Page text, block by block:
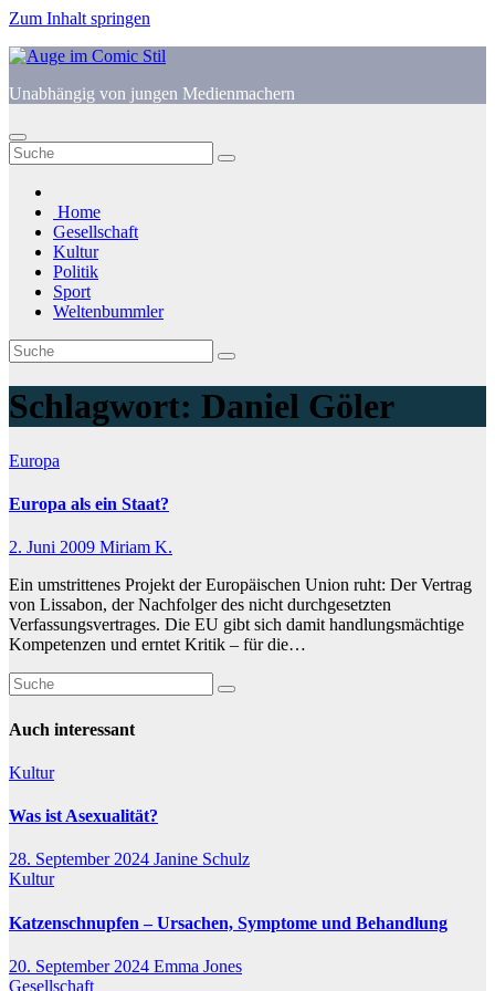
Zum Inhalt springen
Unabhängig von jungen Medienmachern
Home
Gesellschaft
Kultur
Politik
Sport
Weltenbummler
Schlagwort: Daniel Göler
Europa
Europa als ein Staat?
2. Juni 2009 Miriam K.
Ein umstrittenes Projekt der Europäischen Union ruht: Der Vertrag
von Lissabon, der Nachfolger des nicht durchgesetzten
Verfassungsvertrages. Die EU gibt sich damit handlungsmächtige
Kompetenzen und erntet Kritik – für die…
Auch interessant
Kultur
Was ist Asexualität?
28. September 2024 Janine Schulz
Kultur
Katzenschnupfen – Ursachen, Symptome und Behandlung
20. September 2024 Emma Jones
Gesellschaft